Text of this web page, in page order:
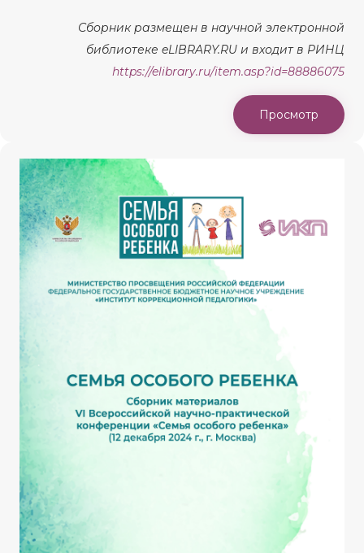
Сборник размещен в научной электронной
библиотеке eLIBRARY.RU и входит в РИНЦ
https://elibrary.ru/item.asp?id=88886075
Просмотр